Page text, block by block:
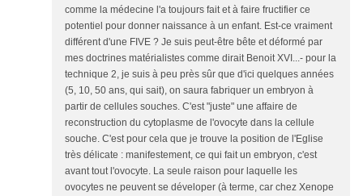
comme la médecine l'a toujours fait et à faire fructifier ce
potentiel pour donner naissance à un enfant. Est-ce vraiment
différent d'une FIVE ? Je suis peut-être bête et déformé par
mes doctrines matérialistes comme dirait Benoit XVI...- pour la
technique 2, je suis à peu près sûr que d'ici quelques années
(5, 10, 50 ans, qui sait), on saura fabriquer un embryon à
partir de cellules souches. C'est "juste" une affaire de
reconstruction du cytoplasme de l'ovocyte dans la cellule
souche. C'est pour cela que je trouve la position de l'Eglise
très délicate : manifestement, ce qui fait un embryon, c'est
avant tout l'ovocyte. La seule raison pour laquelle les
ovocytes ne peuvent se déveloper (à terme, car chez Xenope